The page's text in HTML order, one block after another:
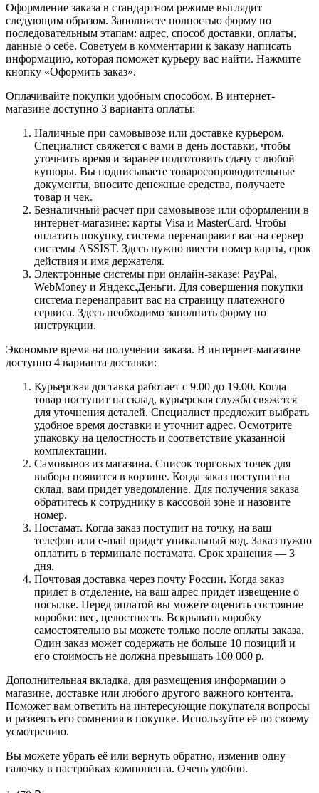
Оформление заказа в стандартном режиме выглядит
следующим образом. Заполняете полностью форму по
последовательным этапам: адрес, способ доставки, оплаты,
данные о себе. Советуем в комментарии к заказу написать
информацию, которая поможет курьеру вас найти. Нажмите
кнопку «Оформить заказ».
Оплачивайте покупки удобным способом. В интернет-
магазине доступно 3 варианта оплаты:
Наличные при самовывозе или доставке курьером.
Специалист свяжется с вами в день доставки, чтобы
уточнить время и заранее подготовить сдачу с любой
купюры. Вы подписываете товаросопроводительные
документы, вносите денежные средства, получаете
товар и чек.
Безналичный расчет при самовывозе или оформлении в
интернет-магазине: карты Visa и MasterCard. Чтобы
оплатить покупку, система перенаправит вас на сервер
системы ASSIST. Здесь нужно ввести номер карты, срок
действия и имя держателя.
Электронные системы при онлайн-заказе: PayPal,
WebMoney и Яндекс.Деньги. Для совершения покупки
система перенаправит вас на страницу платежного
сервиса. Здесь необходимо заполнить форму по
инструкции.
Экономьте время на получении заказа. В интернет-магазине
доступно 4 варианта доставки:
Курьерская доставка работает с 9.00 до 19.00. Когда
товар поступит на склад, курьерская служба свяжется
для уточнения деталей. Специалист предложит выбрать
удобное время доставки и уточнит адрес. Осмотрите
упаковку на целостность и соответствие указанной
комплектации.
Самовывоз из магазина. Список торговых точек для
выбора появится в корзине. Когда заказ поступит на
склад, вам придет уведомление. Для получения заказа
обратитесь к сотруднику в кассовой зоне и назовите
номер.
Постамат. Когда заказ поступит на точку, на ваш
телефон или e-mail придет уникальный код. Заказ нужно
оплатить в терминале постамата. Срок хранения — 3
дня.
Почтовая доставка через почту России. Когда заказ
придет в отделение, на ваш адрес придет извещение о
посылке. Перед оплатой вы можете оценить состояние
коробки: вес, целостность. Вскрывать коробку
самостоятельно вы можете только после оплаты заказа.
Один заказ может содержать не больше 10 позиций и
его стоимость не должна превышать 100 000 р.
Дополнительная вкладка, для размещения информации о
магазине, доставке или любого другого важного контента.
Поможет вам ответить на интересующие покупателя вопросы
и развеять его сомнения в покупке. Используйте её по своему
усмотрению.
Вы можете убрать её или вернуть обратно, изменив одну
галочку в настройках компонента. Очень удобно.